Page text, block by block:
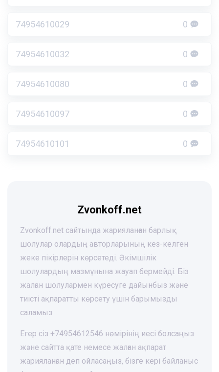
74954610029 0
74954610032 0
74954610080 0
74954610097 0
74954610101 0
Zvonkoff.net
Zvonkoff.net сайтында жарияланған барлық
шолулар олардың авторларының кез-келген
жеке пікірлерін көрсетеді. Әкімшілік
шолулардың мазмұнына жауап бермейді. Біз
жалған шолулармен күресуге дайынбыз және
тиісті ақпаратты көрсету үшін барымызды
саламыз.
Егер сіз +74954612546 нөмірінің иесі болсаңыз
және сайтта қате немесе жалған ақпарат
жарияланған деп ойласаңыз, бізге кері байланыс